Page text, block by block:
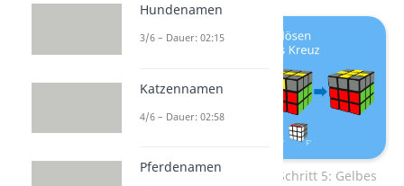
Zauberwürfel lösen — Schritt 5: Gelbes
Hundenamen
3/6 – Dauer: 02:15
Katzennamen
4/6 – Dauer: 02:58
Pferdenamen